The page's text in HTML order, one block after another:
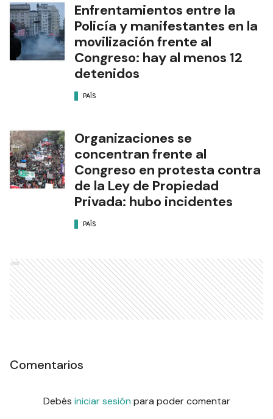
Enfrentamientos entre la
Policía y manifestantes en la
movilización frente al
Congreso: hay al menos 12
detenidos
PAÍS
Organizaciones se
concentran frente al
Congreso en protesta contra
de la Ley de Propiedad
Privada: hubo incidentes
PAÍS
Ads
Comentarios
Debés iniciar sesión para poder comentar